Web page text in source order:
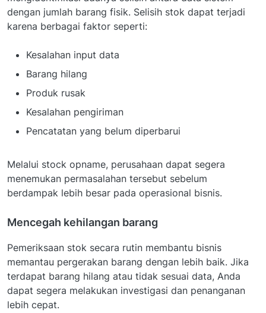
dengan jumlah barang fisik. Selisih stok dapat terjadi
karena berbagai faktor seperti:
Kesalahan input data
Barang hilang
Produk rusak
Kesalahan pengiriman
Pencatatan yang belum diperbarui
Melalui stock opname, perusahaan dapat segera
menemukan permasalahan tersebut sebelum
berdampak lebih besar pada operasional bisnis.
Mencegah kehilangan barang
Pemeriksaan stok secara rutin membantu bisnis
memantau pergerakan barang dengan lebih baik. Jika
terdapat barang hilang atau tidak sesuai data, Anda
dapat segera melakukan investigasi dan penanganan
lebih cepat.